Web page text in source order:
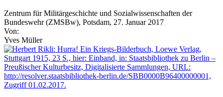
Zentrum für Militärgeschichte und Sozialwissenschaften der
Bundeswehr (ZMSBw), Potsdam, 27. Januar 2017
Von:
Yves Müller